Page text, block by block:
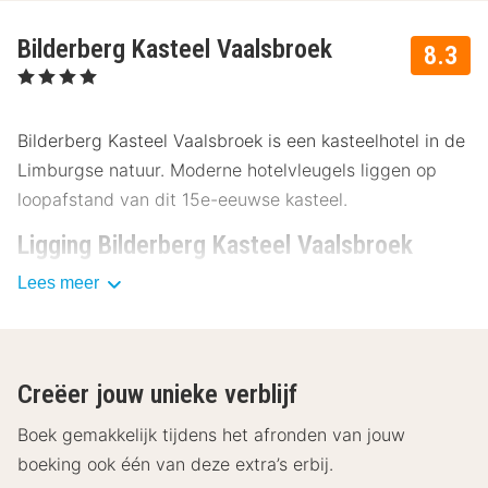
8.3
Bilderberg Kasteel Vaalsbroek
, 4 Sterren
Bilderberg Kasteel Vaalsbroek is een kasteelhotel in de
Limburgse natuur. Moderne hotelvleugels liggen op
loopafstand van dit 15e-eeuwse kasteel.
Ligging Bilderberg Kasteel Vaalsbroek
Bilderberg Kasteel Vaalsbroek is een geweldig
Ga naar het Drielandenpunt en sta tegelijkertijd in
Nederland, België en Duitsland. Breng tijdens je verblijf
bij het Bilderberg Kasteel ook een bezoek aan
Lees meer
Creëer jouw unieke verblijf
Boek gemakkelijk tijdens het afronden van jouw
boeking ook één van deze extra’s erbij.